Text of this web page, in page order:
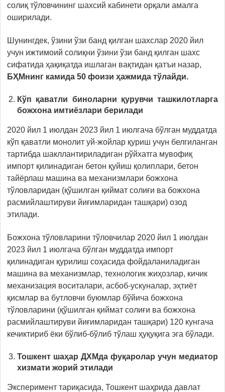
солиқ тўловчининг шахсий кабинети орқали амалга
оширилади.
Шунингдек, ўзини ўзи банд қилган шахслар 2020 йил
учун ижтимоий солиқни ўзини ўзи банд қилган шахс
сифатида ҳақиқатда ишлаган вақтидан қатъи назар,
БҲМнинг камида 50 фоизи ҳажмида тўлайди.
Кўп қаватли биноларни қурувчи ташкилотларга
божхона имтиёзлари берилади
2020 йил 1 июлдан 2023 йил 1 июлгача бўлган муддатда
кўп қаватли монолит уй-жойлар қуриш учун белгиланган
тартибда шакллантириладиган рўйхатга мувофиқ
импорт қилинадиган бетон қуйиш қолиплари, бетон
тайёрлаш машина ва механизмлари божхона
тўловларидан (қўшилган қиймат солиғи ва божхона
расмийлаштируви йиғимларидан ташқари) озод
этилади.
Божхона тўловларини тўловчилар 2020 йил 1 июлдан
2023 йил 1 июлгача бўлган муддатда импорт
қилинадиган қурилиш соҳасида фойдаланиладиган
машина ва механизмлар, технологик жиҳозлар, кичик
механизация воситалари, асбоб-ускуналар, эҳтиёт
қисмлар ва бутловчи буюмлар бўйича божхона
тўловларини (қўшилган қиймат солиғи ва божхона
расмийлаштируви йиғимларидан ташқари) 120 кунгача
кечиктириб ёки бўлиб-бўлиб тўлаш ҳуқуқига эга бўлади.
Тошкент шаҳар ДХМда фуқаролар учун медиатор
хизмати жорий этилади
Эксперимент тариқасида, Тошкент шаҳрида давлат